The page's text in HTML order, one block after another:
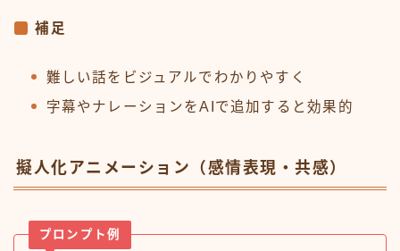
補足
難しい話をビジュアルでわかりやすく
字幕やナレーションをAIで追加すると効果的
擬人化アニメーション（感情表現・共感）
プロンプト例